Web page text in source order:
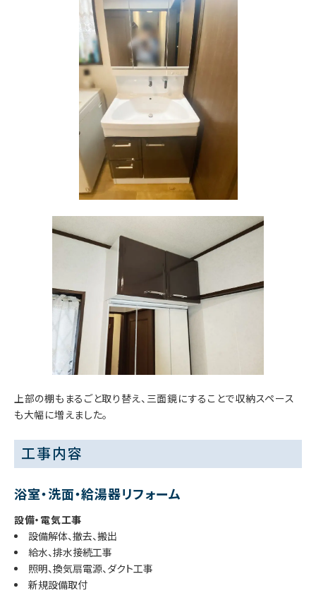
上部の棚もまるごと取り替え、三面鏡にすることで収納スペース
も大幅に増えました。
工事内容
浴室・洗面・給湯器リフォーム
設備・電気工事
設備解体、撤去、搬出
給水、排水接続工事
照明、換気扇電源、ダクト工事
新規設備取付